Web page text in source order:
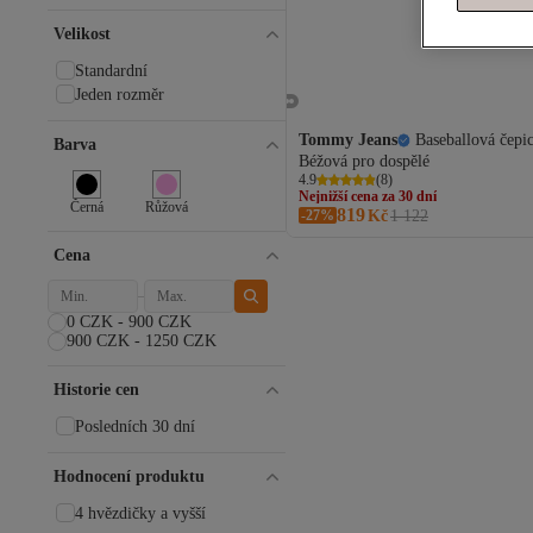
Tommy Jeans
Baseballová
Béžová pro dospělé
4.9 (8)
Nejnižší cena za 30 dní
Doprava zdarma
Nejnižší cena za 30 dní
-27% 819Kč1 122
Buff
Goorin Bros
C&CITY
BlackBörk
Trendyol Collection
Všechny značky
4F
Addax
Bianco Lucci
Billabong
Capslab
çerçi
Velikost
Standardní
Jeden rozměr
Barva
Černá Růžová
Cena
0 CZK - 900 CZK
900 CZK - 1250 CZK
Historie cen
Posledních 30 dní
Hodnocení produktu
4 hvězdičky a vyšší